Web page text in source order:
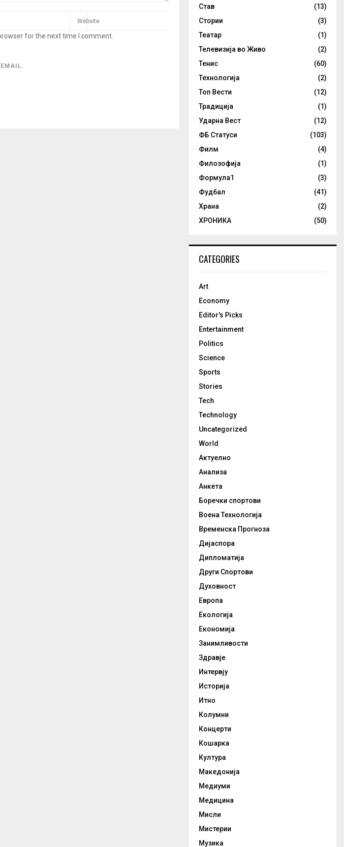
for the next time I comment.
Став
(13)
Стории
(3)
Театар
(1)
Телевизија во Живо
(2)
Тенис
(60)
Технологија
(2)
Топ Вести
(12)
Традиција
(1)
Ударна Вест
(12)
ФБ Статуси
(103)
Филм
(4)
Филозофија
(1)
Формула1
(3)
Фудбал
(41)
Храна
(2)
ХРОНИКА
(50)
CATEGORIES
Art
Economy
Editor's Picks
Entertainment
Politics
Science
Sports
Stories
Tech
Technology
Uncategorized
World
Актуелно
Анализа
Анкета
Боречки спортови
Воена Технологија
Временска Прогноза
Дијаспора
Дипломатија
Други Спортови
Духовност
Европа
Екологија
Економија
Занимливости
Здравје
Интервју
Историја
Итно
Колумни
Концерти
Кошарка
Култура
Македонија
Медиуми
Медицина
Мисли
Мистерии
Музика